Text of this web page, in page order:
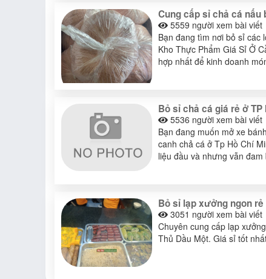
Cung cấp sỉ chả cá nấu
5559 người xem bài viết
Bạn đang tìm nơi bỏ sỉ các
Kho Thực Phẩm Giá Sỉ Ở
hợp nhất để kinh doanh
Bỏ sỉ chả cá giá rẻ ở TP
5536 người xem bài viết
Bạn đang muốn mở xe
canh chả cá ở Tp Hồ Chí
liệu đầu và nhưng vẫn
Bỏ sỉ lạp xưởng ngon rẻ
3051 người xem bài viết
Chuyên cung cấp lạp
Thủ Dầu Một. Giá sỉ tốt